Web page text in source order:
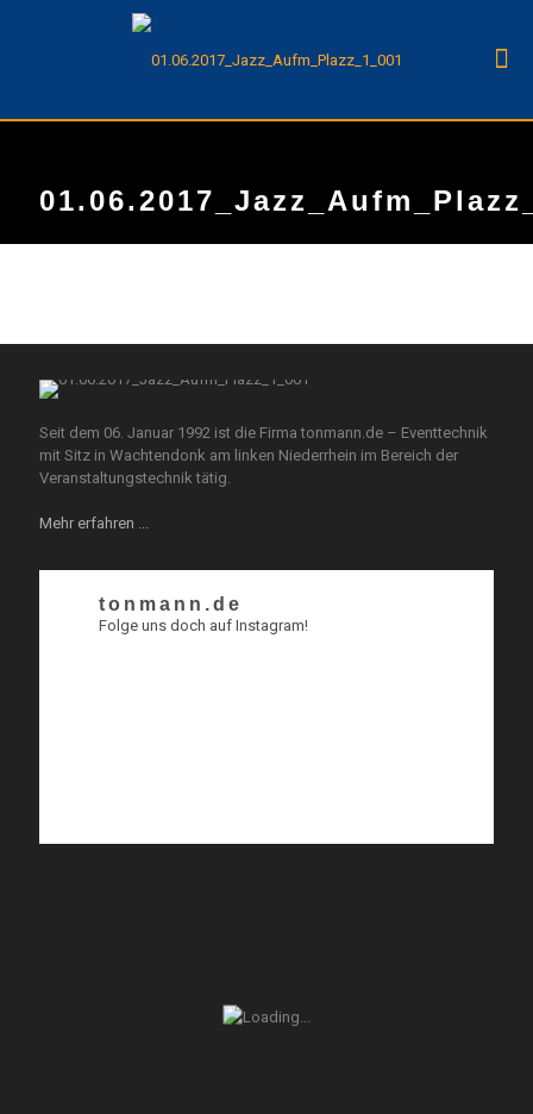
Seit dem 06. Januar 1992 ist die Firma tonmann.de – Eventtechnik
mit Sitz in Wachtendonk am linken Niederrhein im Bereich der
Veranstaltungstechnik tätig.
Mehr erfahren ...
tonmann.de
Folge uns doch auf Instagram!